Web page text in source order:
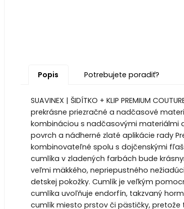
Popis Potrebujete poradiť?
SUAVINEX | ŠIDÍTKO + KLIP PREMIUM
prekrásne priezračné a nadčasové
kombináciou s nadčasovými materiálmi
povrch a nádherné zlaté aplikácie rady
kombinovateľné spolu s dojčenskými
cumlíka v zladených farbách bude
veľmi mäkkého, nepriepustného
detskej pokožky. Cumlík je veľkým
cumlíka uvoľňuje endorfín, takzvaný
cumlík miesto prstov či pästičky,